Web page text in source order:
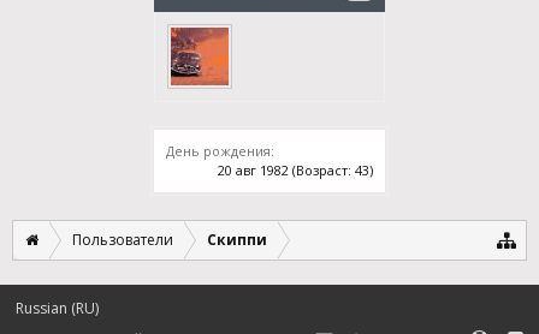
День рождения:
20 авг 1982 (Возраст: 43)
Пользователи Скиппи
Russian (RU)